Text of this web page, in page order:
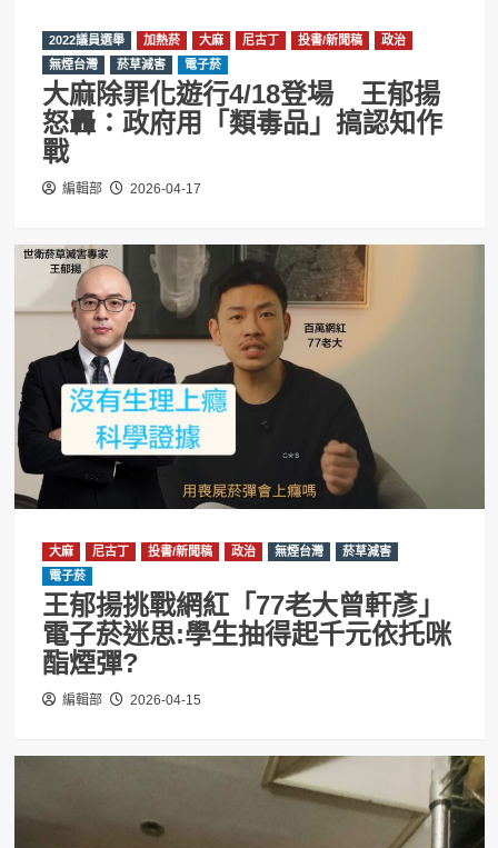
2022議員選舉 加熱菸 大麻 尼古丁 投書/新聞稿
政治
無煙台灣
菸草減害 電子菸
大麻除罪化遊行4/18登場 王郁揚
怒轟：政府用「類毒品」搞認知作
戰
編輯部 2026-04-17
大麻 尼古丁 投書/新聞稿 政治 無煙台灣
菸草減害
電子菸
王郁揚挑戰網紅「77老大曾軒彥」
電子菸迷思:學生抽得起千元依托咪
酯煙彈?
編輯部 2026-04-15